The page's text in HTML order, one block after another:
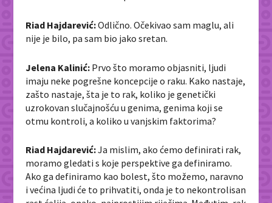
Riad Hajdarević:Odlično. Očekivao sam maglu, ali
nije je bilo, pa sam bio jako sretan.
Jelena Kalinić: Prvo što moramo objasniti, ljudi
imaju neke pogrešne koncepcije o raku. Kako nastaje,
zašto nastaje, šta je to rak, koliko je genetički
uzrokovan slučajnošću u genima, genima koji se
otmu kontroli, a koliko u vanjskim faktorima?
Riad Hajdarević:Ja mislim, ako ćemo definirati rak,
moramo gledati s koje perspektive ga definiramo.
Ako ga definiramo kao bolest, što možemo, naravno
i većina ljudi će to prihvatiti, onda je to nekontrolisan